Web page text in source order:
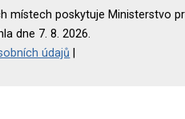
místech poskytuje Ministerstvo
dne 7. 8. 2026.
údajů